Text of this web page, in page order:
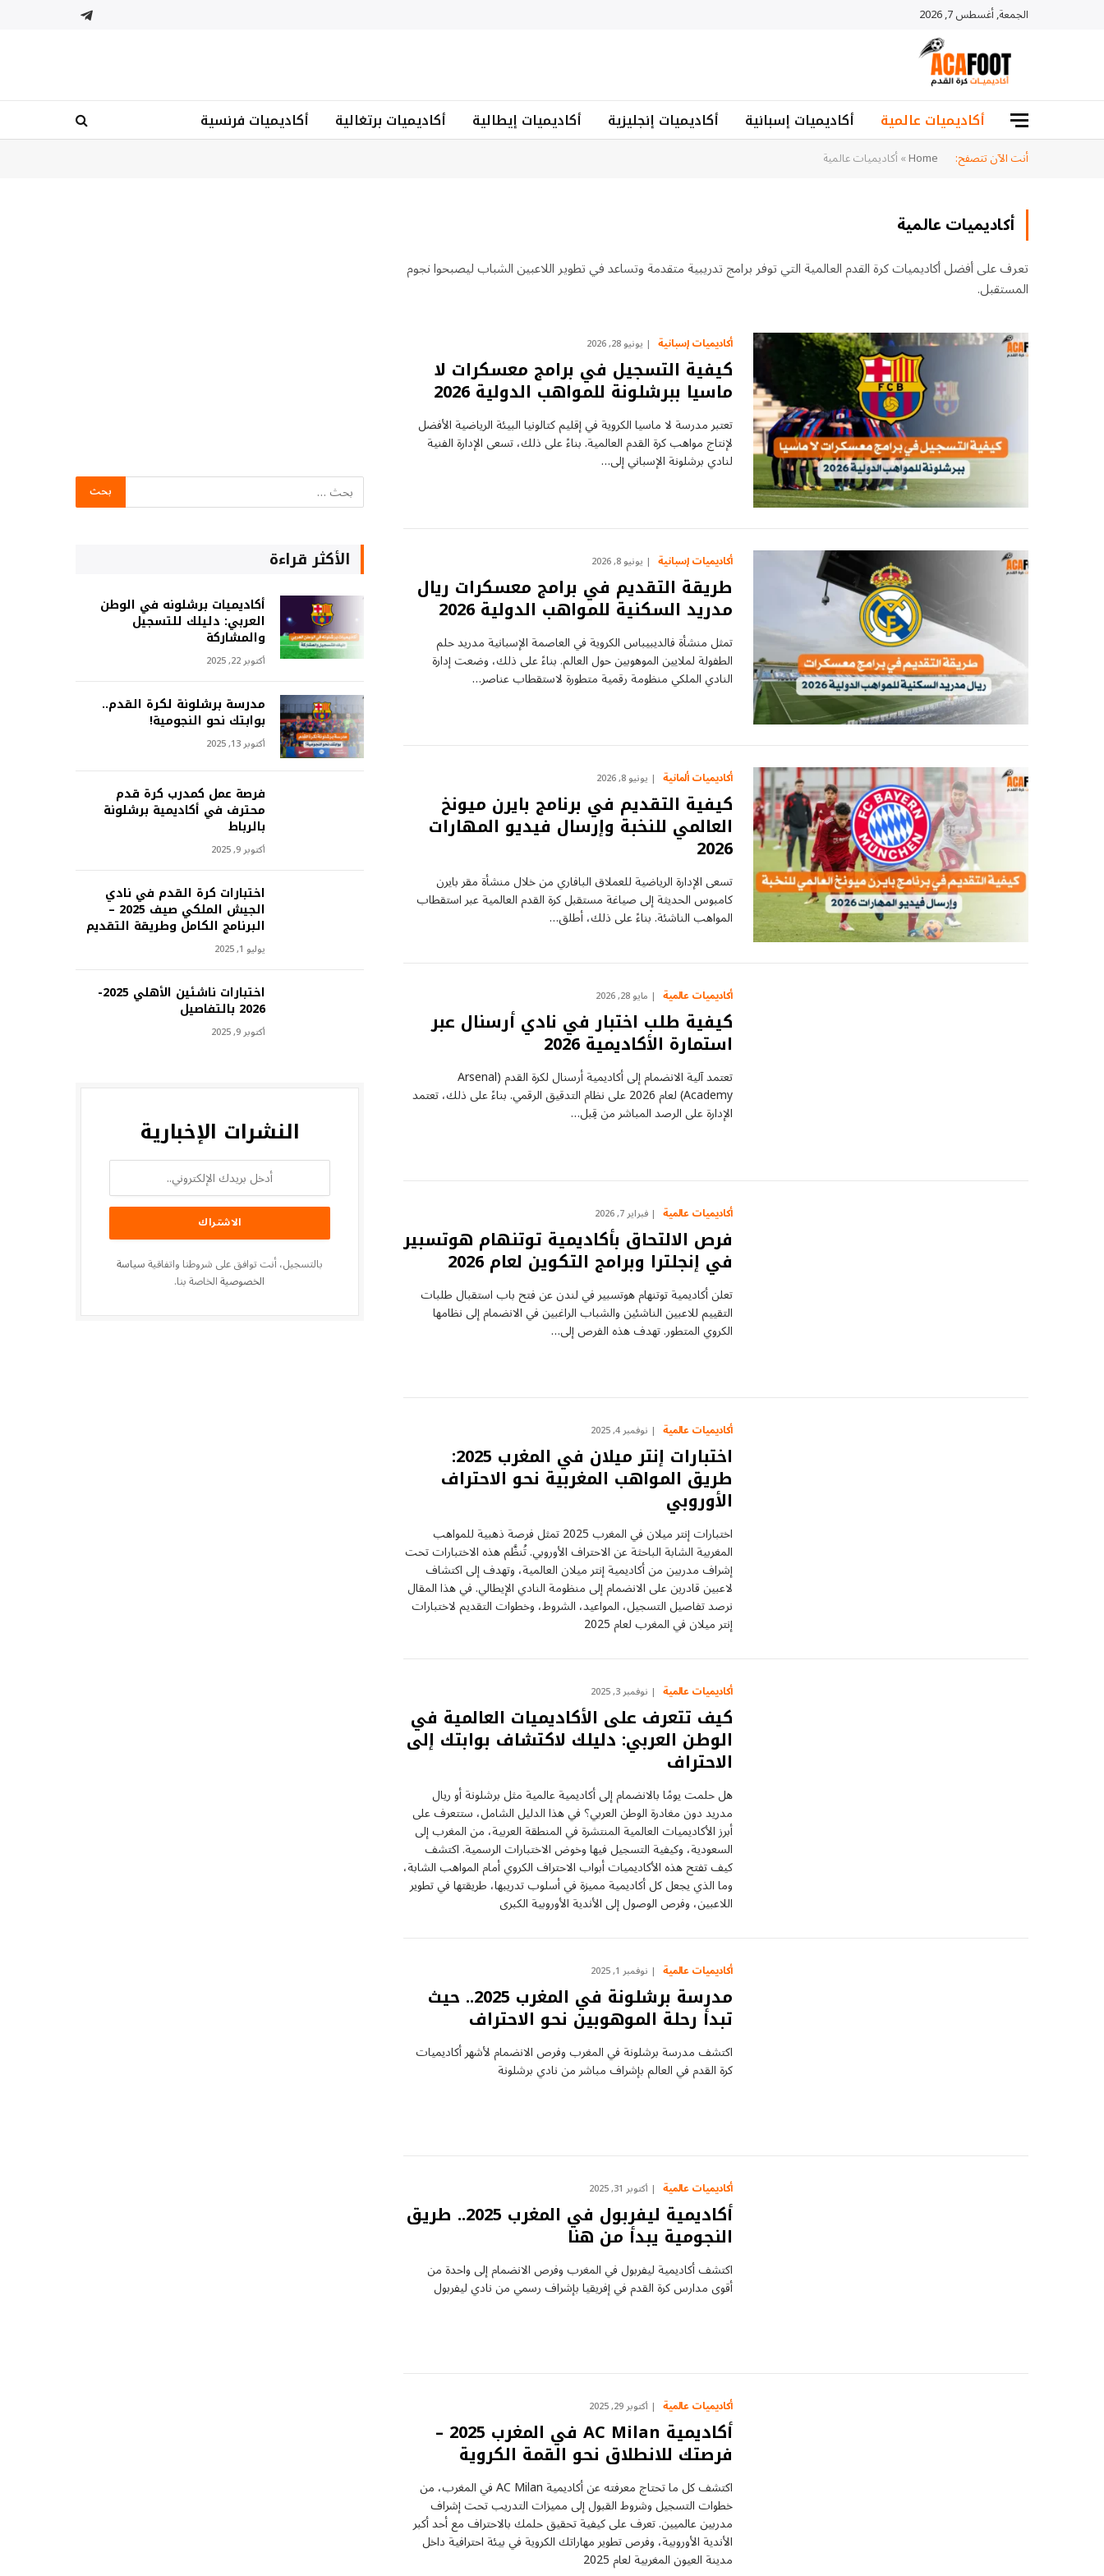
الجمعة, أغسطس 7, 2026 تيلقرام
أكاديميات عالمية أكاديميات إسبانية أكاديميات إنجليزية أكاديميات إيطالية أكاديميات برتغالية أكاديميات فرنسية
أنت الآن تتصفح: Home
»أكاديميات عالمية
أكاديميات عالمية
تعرف على أفضل أكاديميات كرة القدم العالمية التي توفر برامج تدريبية متقدمة وتساعد في تطوير اللاعبين الشباب ليصبحوا نجوم
المستقبل.
أكاديميات إسبانية يونيو 28, 2026
كيفية التسجيل في برامج معسكرات لا
ماسيا ببرشلونة للمواهب الدولية 2026
تعتبر مدرسة لا ماسيا الكروية في إقليم كتالونيا البيئة الرياضية الأفضل
لإنتاج مواهب كرة القدم العالمية. بناءً على ذلك، تسعى الإدارة الفنية
لنادي برشلونة الإسباني إلى…
أكاديميات إسبانية يونيو 8, 2026
طريقة التقديم في برامج معسكرات ريال
مدريد السكنية للمواهب الدولية 2026
تمثل منشأة فالديبيباس الكروية في العاصمة الإسبانية مدريد حلم
الطفولة لملايين الموهوبين حول العالم. بناءً على ذلك، وضعت إدارة
النادي الملكي منظومة رقمية متطورة لاستقطاب عناصر…
أكاديميات ألمانية يونيو 8, 2026
كيفية التقديم في برنامج بايرن ميونخ
العالمي للنخبة وإرسال فيديو المهارات
2026
تسعى الإدارة الرياضية للعملاق البافاري من خلال منشأة مقر بايرن
كامبوس الحديثة إلى صياغة مستقبل كرة القدم العالمية عبر استقطاب
المواهب الناشئة. بناءً على ذلك، أطلق…
أكاديميات عالمية مايو 28, 2026
كيفية طلب اختبار في نادي أرسنال عبر
استمارة الأكاديمية 2026
تعتمد آلية الانضمام إلى أكاديمية أرسنال لكرة القدم (Arsenal
Academy) لعام 2026 على نظام التدقيق الرقمي. بناءً على ذلك، تعتمد
الإدارة على الرصد المباشر من قِبل…
أكاديميات عالمية فبراير 7, 2026
فرص الالتحاق بأكاديمية توتنهام هوتسبير
في إنجلترا وبرامج التكوين لعام 2026
تعلن أكاديمية توتنهام هوتسبير في لندن عن فتح باب استقبال طلبات
التقييم للاعبين الناشئين والشباب الراغبين في الانضمام إلى نظامها
الكروي المتطور. تهدف هذه الفرص إلى…
أكاديميات عالمية نوفمبر 4, 2025
اختبارات إنتر ميلان في المغرب 2025:
طريق المواهب المغربية نحو الاحتراف
الأوروبي
اختبارات إنتر ميلان في المغرب 2025 تمثل فرصة ذهبية للمواهب
المغربية الشابة الباحثة عن الاحتراف الأوروبي. تُنظَّم هذه الاختبارات تحت
إشراف مدربين من أكاديمية إنتر ميلان العالمية، وتهدف إلى اكتشاف
لاعبين قادرين على الانضمام إلى منظومة النادي الإيطالي. في هذا المقال
نرصد تفاصيل التسجيل، المواعيد، الشروط، وخطوات التقديم لاختبارات
إنتر ميلان في المغرب لعام 2025
أكاديميات عالمية نوفمبر 3, 2025
كيف تتعرف على الأكاديميات العالمية في
الوطن العربي: دليلك لاكتشاف بوابتك إلى
الاحتراف
هل حلمت يومًا بالانضمام إلى أكاديمية عالمية مثل برشلونة أو ريال
مدريد دون مغادرة الوطن العربي؟ في هذا الدليل الشامل، ستتعرف على
أبرز الأكاديميات العالمية المنتشرة في المنطقة العربية، من المغرب إلى
السعودية، وكيفية التسجيل فيها وخوض الاختبارات الرسمية. اكتشف
كيف تفتح هذه الأكاديميات أبواب الاحتراف الكروي أمام المواهب الشابة،
وما الذي يجعل كل أكاديمية مميزة في أسلوب تدريبها، طريقتها في تطوير
اللاعبين، وفرص الوصول إلى الأندية الأوروبية الكبرى
أكاديميات عالمية نوفمبر 1, 2025
مدرسة برشلونة في المغرب 2025.. حيث
تبدأ رحلة الموهوبين نحو الاحتراف
اكتشف مدرسة برشلونة في المغرب وفرص الانضمام لأشهر أكاديميات
كرة القدم في العالم بإشراف مباشر من نادي برشلونة
أكاديميات عالمية أكتوبر 31, 2025
أكاديمية ليفربول في المغرب 2025.. طريق
النجومية يبدأ من هنا
اكتشف أكاديمية ليفربول في المغرب وفرص الانضمام إلى واحدة من
أقوى مدارس كرة القدم في إفريقيا بإشراف رسمي من نادي ليفربول
أكاديميات عالمية أكتوبر 29, 2025
أكاديمية AC Milan في المغرب 2025 –
فرصتك للانطلاق نحو القمة الكروية
اكتشف كل ما تحتاج معرفته عن أكاديمية AC Milan في المغرب، من
خطوات التسجيل وشروط القبول إلى مميزات التدريب تحت إشراف
مدربين عالميين. تعرف على كيفية تحقيق حلمك بالاحتراف مع أحد أكبر
الأندية الأوروبية، وفرص تطوير مهاراتك الكروية في بيئة احترافية داخل
مدينة العيون المغربية لعام 2025
الأكثر قراءة
أكاديميات برشلونه في الوطن
العربي: دليلك للتسجيل
والمشاركة
أكتوبر 22, 2025
مدرسة برشلونة لكرة القدم..
بوابتك نحو النجومية!
أكتوبر 13, 2025
فرصة عمل كمدرب كرة قدم
محترف في أكاديمية برشلونة
بالرباط
أكتوبر 9, 2025
اختبارات كرة القدم في نادي
الجيش الملكي صيف 2025 –
البرنامج الكامل وطريقة التقديم
يوليو 1, 2025
اختبارات ناشئين الأهلي 2025-
2026 بالتفاصيل
أكتوبر 9, 2025
النشرات الإخبارية
بالتسجيل، أنت توافق على شروطنا واتفاقيةسياسة
الخصوصيةالخاصة بنا.